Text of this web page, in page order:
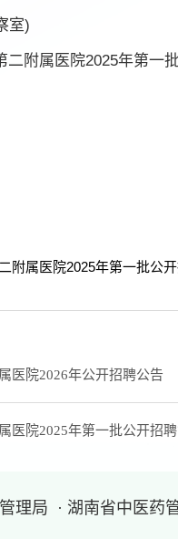
室)
二附属医院2025年第一
附属医院2025年第一批公
医院2026年公开招聘公告
医院2025年第一批公开招
理局 · 湖南省中医药